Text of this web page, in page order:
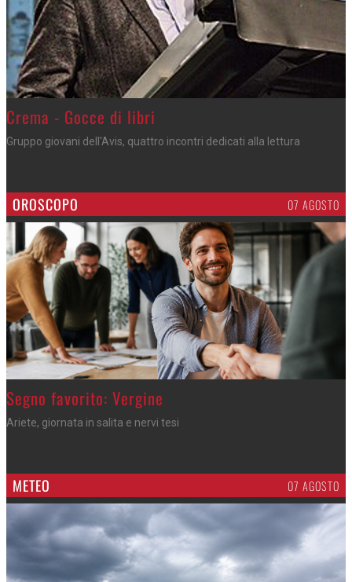
Crema - Gocce di libri
Gruppo giovani dell'Avis, quattro incontri dedicati alla lettura
OROSCOPO 07 AGOSTO
>
Segno favorito: Vergine
Ariete, giornata in salita e nervi tesi
METEO 07 AGOSTO